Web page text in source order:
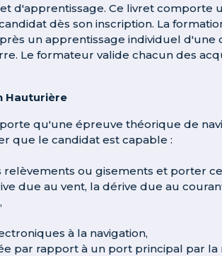
d'apprentissage. Ce livret comporte
dès son inscription. La
un apprentissage individuel d'une
Le formateur valide chacun des
Hauturière
qu'une épreuve théorique de
que le candidat est capable :
ou gisements et porter
due au vent, la dérive due au
à la navigation,
par rapport à un port principal par la